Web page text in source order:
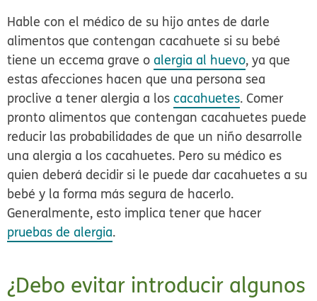
Hable con el médico de su hijo antes de darle
alimentos que contengan cacahuete si su bebé
tiene un eccema grave oalergia al huevo, ya que
estas afecciones hacen que una persona sea
proclive a tener alergia a loscacahuetes. Comer
pronto alimentos que contengan cacahuetes puede
reducir las probabilidades de que un niño desarrolle
una alergia a los cacahuetes. Pero su médico es
quien deberá decidir si le puede dar cacahuetes a su
bebé y la forma más segura de hacerlo.
Generalmente, esto implica tener que hacer
pruebas de alergia.
¿Debo evitar introducir algunos